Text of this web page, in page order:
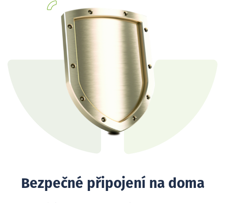
Bezpečné připojení na doma